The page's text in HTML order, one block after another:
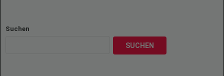
Suchen
SUCHEN